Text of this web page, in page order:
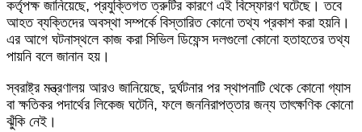
কর্তৃপক্ষ জানিয়েছে, প্রযুক্তিগত ত্রুটির কারণে এই বিস্ফোরণ ঘটেছে। তবে
আহত ব্যক্তিদের অবস্থা সম্পর্কে বিস্তারিত কোনো তথ্য প্রকাশ করা হয়নি।
এর আগে ঘটনাস্থলে কাজ করা সিভিল ডিফেন্স দলগুলো কোনো হতাহতের তথ্য
পায়নি বলে জানান হয়।
স্বরাষ্ট্র মন্ত্রণালয় আরও জানিয়েছে, দুর্ঘটনার পর স্থাপনাটি থেকে কোনো গ্যাস
বা ক্ষতিকর পদার্থের লিকেজ ঘটেনি, ফলে জননিরাপত্তার জন্য তাৎক্ষণিক কোনো
ঝুঁকি নেই।